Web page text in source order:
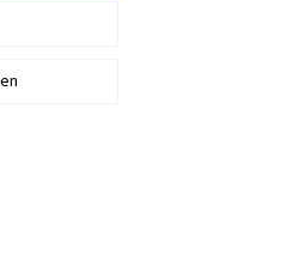
lässt sich der
überzeugt mit
hochgeländegängige
Terrain oder Einsätze unter
über Rüst- und